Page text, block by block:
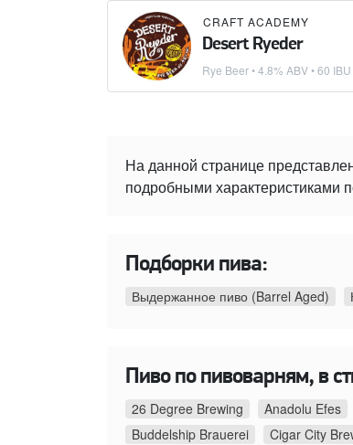
CRAFT ACADEMY
Desert Ryeder
Rye Beer• 4.8% ABV • 60 IBU
На данной странице
подробными характеристиками
Подборки пива:
Выдержанное пиво (Barrel Aged)
Пиво по пивоварням, в
26 Degree Brewing Anadolu Efes
Buddelship Brauerei
Cigar City